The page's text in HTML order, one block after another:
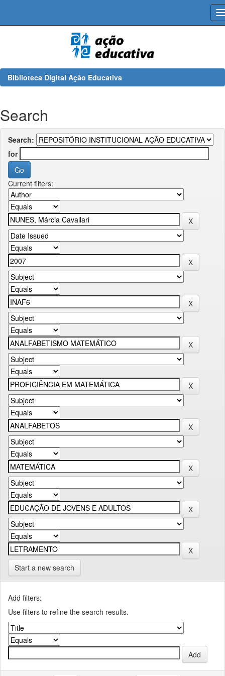
Biblioteca Digital Ação Educativa
Search
Search:
for
Current filters:
Start a new search
Add filters:
Use filters to refine the search results.